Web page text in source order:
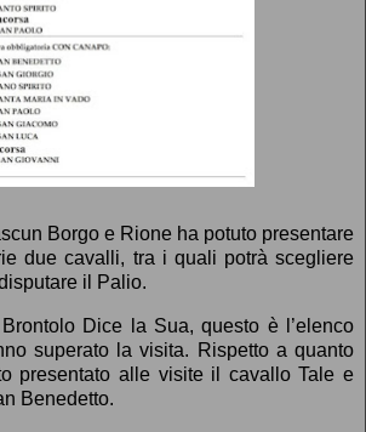
Borgo e Rione ha potuto presentare
due cavalli, tra i quali potrà scegliere
il Palio.
Dice la Sua, questo è l’elenco
superato la visita. Rispetto a quanto
presentato alle visite il cavallo Tale e
Benedetto.